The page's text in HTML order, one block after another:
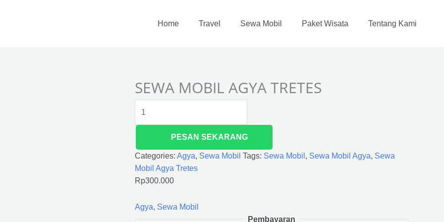
Home Travel Sewa Mobil Paket Wisata Tentang Kami
SEWA MOBIL AGYA TRETES
PESAN SEKARANG
Categories: Agya, Sewa Mobil Tags: Sewa Mobil , Sewa Mobil Agya, Sewa
Mobil Agya Tretes
Rp300.000
Agya, Sewa Mobil
Pembayaran